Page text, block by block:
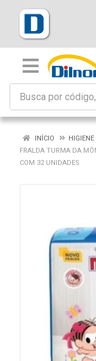
INÍCIO HIGIENE
FRALDA TURMA DA
COM 32 UNIDADES